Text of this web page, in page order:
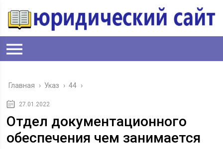
Главная › Указ › 44 ›
27.01.2022
Отдел документационного
обеспечения чем занимается